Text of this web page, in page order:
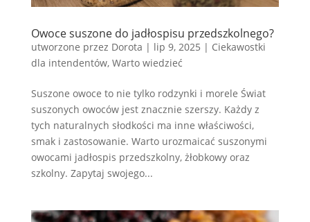
Owoce suszone do jadłospisu przedszkolnego?
utworzone przez Dorota | lip 9, 2025 | Ciekawostki
dla intendentów, Warto wiedzieć
Suszone owoce to nie tylko rodzynki i morele Świat
suszonych owoców jest znacznie szerszy. Każdy z
tych naturalnych słodkości ma inne właściwości,
smak i zastosowanie. Warto urozmaicać suszonymi
owocami jadłospis przedszkolny, żłobkowy oraz
szkolny. Zapytaj swojego...